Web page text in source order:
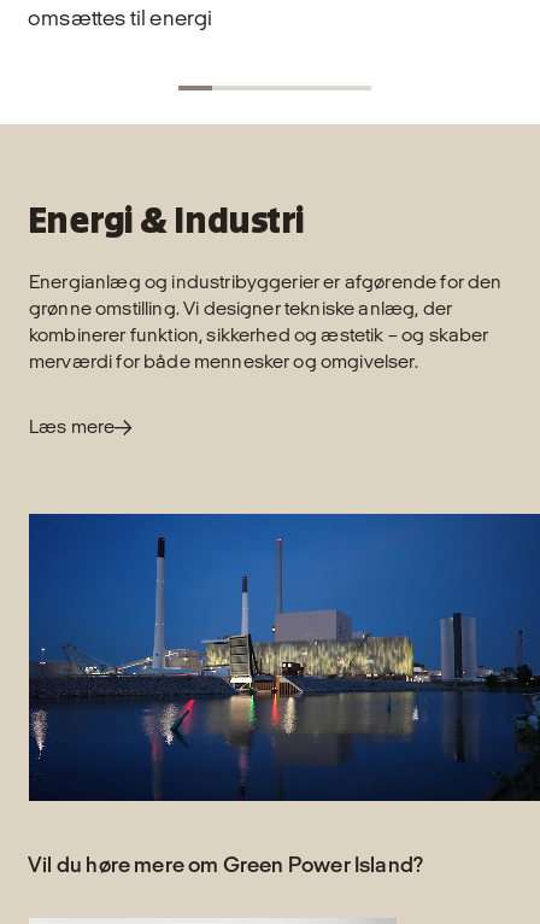
omsættes til energi
Energi & Industri
Energianlæg og industribyggerier er afgørende for den
grønne omstilling. Vi designer tekniske anlæg, der
kombinerer funktion, sikkerhed og æstetik – og skaber
merværdi for både mennesker og omgivelser.
Læs mere
Vil du høre mere om Green Power Island?